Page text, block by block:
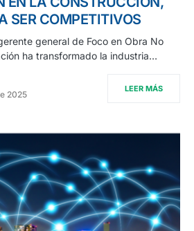
SER COMPETITIVOS
general de Foco en Obra No
ha transformado la industria…
2025
LEER MÁS